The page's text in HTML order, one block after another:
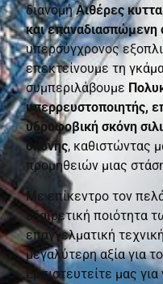
διανομήΑιθέρες
και
υπερσύγχρονος
επεκτείνουμε τη
συμπεριλάβουμε
υπερρευστοποιητής,
υδροφοβική σκόνη
σκόνης, καθιστώντας
προμηθειών μιας
Με επίκεντρο τον
εξαιρετική ποιότητα
επαγγελματική
μεγαλύτερη αξία για
Εμπιστευτείτε μας